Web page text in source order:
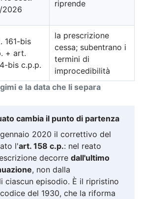
e la data che li separa
2026
riprende
161-bis
+ art.
bis c.p.p.
la prescrizione
cessa; subentrano i
termini di
improcedibilità
cambia il punto di partenza
2020 il correttivo del
l'art. 158 c.p.: nel reato
decorre dall'ultimo
, non dalla
ciascun episodio. È il ripristino
del 1930, che la riforma